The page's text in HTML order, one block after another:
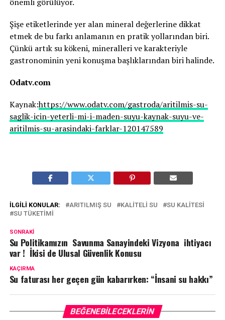
önemli görülüyor.
Şişe etiketlerinde yer alan mineral değerlerine dikkat
etmek de bu farkı anlamanın en pratik yollarından biri.
Çünkü artık su kökeni, mineralleri ve karakteriyle
gastronominin yeni konuşma başlıklarından biri halinde.
Odatv.com
Kaynak:https://www.odatv.com/gastroda/aritilmis-su-
saglik-icin-yeterli-mi-i-maden-suyu-kaynak-suyu-ve-
aritilmis-su-arasindaki-farklar-120147589
İLGILI KONULAR: ARITILMIŞ SU KALITELI SU
SU KALITESI
SU TÜKETIMI
SONRAKI
Su Politikamızın Savunma Sanayindeki Vizyona ihtiyacı
var ! İkisi de Ulusal Güvenlik Konusu
KAÇIRMA
Su faturası her geçen gün kabarırken: “İnsani su hakkı”
BEĞENEBILECEKLERIN